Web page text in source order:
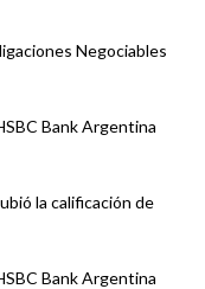
Negociables
Bank Argentina
la calificación de
Bank Argentina